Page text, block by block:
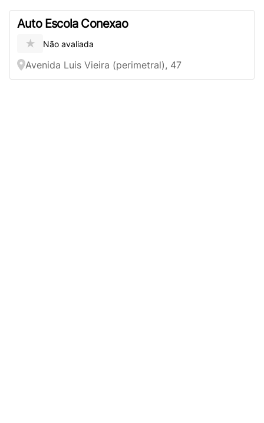
Auto Escola Conexao
★ Não avaliada
Avenida Luis Vieira (perimetral), 47